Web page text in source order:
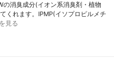
の消臭成分(イオン系消臭剤・植物
くれます。IPMP(イソプロピルメチ
見る